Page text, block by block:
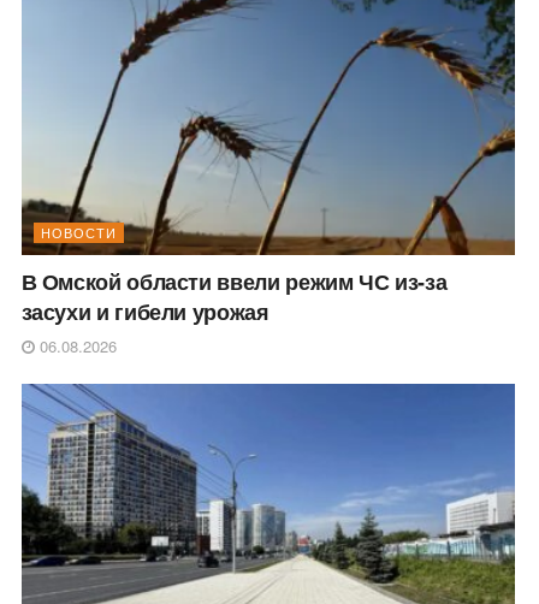
НОВОСТИ
В Омской области ввели режим ЧС из-за
засухи и гибели урожая
06.08.2026